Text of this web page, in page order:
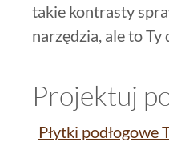
takie kontrasty
narzędzia, ale to
Projektuj
Płytki podłogowe